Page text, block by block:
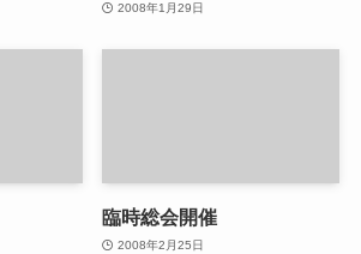
2008年1月29日
臨時総会開催
2008年2月25日